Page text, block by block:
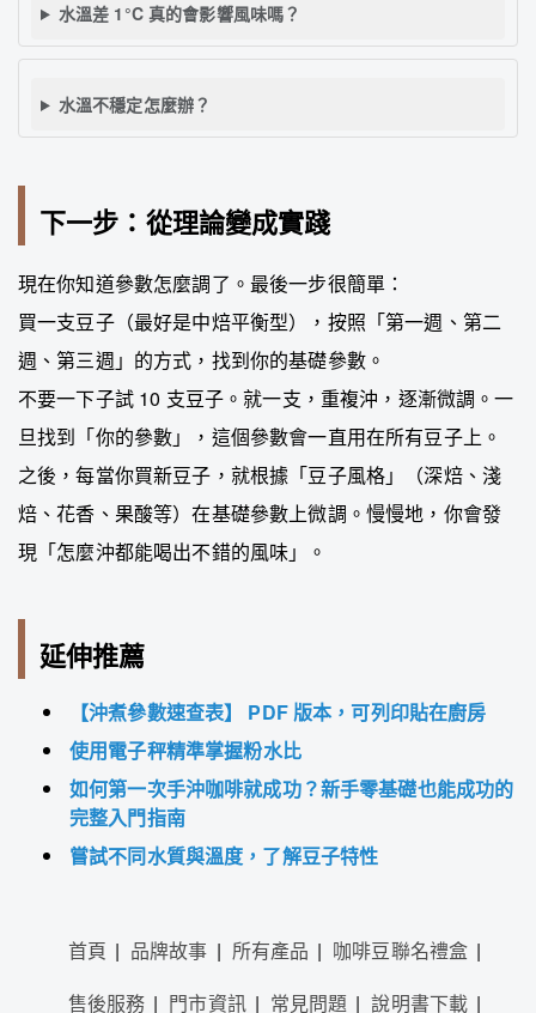
水溫差 1°C 真的會影響風味嗎？
水溫不穩定怎麼辦？
下一步：從理論變成實踐
現在你知道參數怎麼調了。最後一步很簡單：
買一支豆子（最好是中焙平衡型），按照「第一週、第二
週、第三週」的方式，找到你的基礎參數。
不要一下子試 10 支豆子。就一支，重複沖，逐漸微調。一
旦找到「你的參數」，這個參數會一直用在所有豆子上。
之後，每當你買新豆子，就根據「豆子風格」（深焙、淺
焙、花香、果酸等）在基礎參數上微調。慢慢地，你會發
現「怎麼沖都能喝出不錯的風味」。
延伸推薦
【沖煮參數速查表】 PDF 版本，可列印貼在廚房
使用電子秤精準掌握粉水比
如何第一次手沖咖啡就成功？新手零基礎也能成功的
完整入門指南
嘗試不同水質與溫度，了解豆子特性
首頁 品牌故事 所有產品
咖啡豆聯名禮盒
售後服務
門市資訊 常見問題 說明書下載